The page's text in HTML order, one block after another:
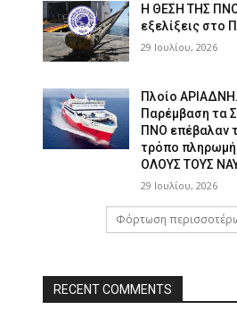
Η ΘΕΣΗ ΤΗΣ ΠΝΟ
εξελίξεις στο
29 Ιουλίου, 2026
Πλοίο
Παρέμβαση τα
ΠΝΟ επέβαλαν
τρόπο
ΟΛΟΥΣ ΤΟΥΣ
29 Ιουλίου, 2026
Φόρτωση
RECENT COMMENTS